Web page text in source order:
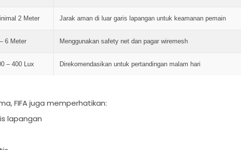
2 Meter Jarak aman di luar garis lapangan untuk keamanan pemain
6 Meter Menggunakan safety net dan pagar wiremesh
– 400 Lux Direkomendasikan untuk pertandingan malam hari
FIFA juga memperhatikan:
lapangan